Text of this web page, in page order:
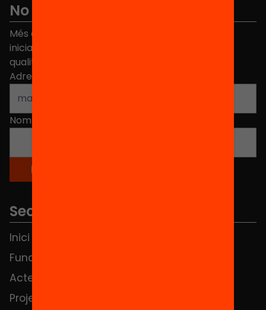
No et perdis res
Més de 40.000 persones ja han triat Equitat. Rep
iniciatives, propostes i projectes per millorar la
qualitat de l'educació a Catalunya.
Adreça electrònica
Nom
Seccions
Inici
Fundació
Actes
Projectes